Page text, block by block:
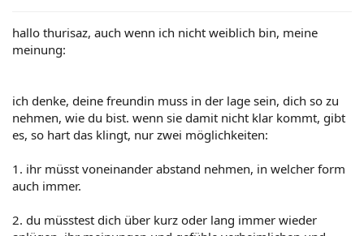
hallo thurisaz, auch wenn ich nicht weiblich bin, meine
meinung:
ich denke, deine freundin muss in der lage sein, dich so zu
nehmen, wie du bist. wenn sie damit nicht klar kommt, gibt
es, so hart das klingt, nur zwei möglichkeiten:
1. ihr müsst voneinander abstand nehmen, in welcher form
auch immer.
2. du müsstest dich über kurz oder lang immer wieder